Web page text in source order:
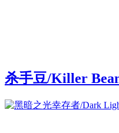
杀手豆/Killer